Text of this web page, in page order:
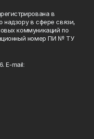
в
надзору в сфере связи,
коммуникаций по
номер ПИ № ТУ
E-mail: